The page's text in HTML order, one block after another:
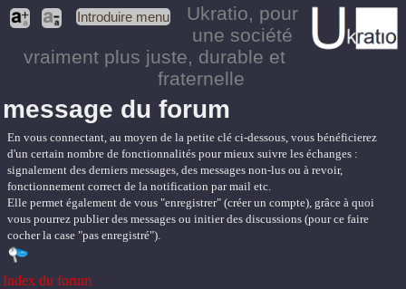
Introduire menu Ukratio, pour
une société
vraiment plus juste, durable et
fraternelle
message du forum
En vous connectant, au moyen de la petite clé ci-dessous, vous bénéficierez
d'un certain nombre de fonctionnalités pour mieux suivre les échanges :
signalement des derniers messages, des messages non-lus ou à revoir,
fonctionnement correct de la notification par mail etc.
Elle permet également de vous "enregistrer" (créer un compte), grâce à quoi
vous pourrez publier des messages ou initier des discussions (pour ce faire
cocher la case "pas enregistré").
Index du forum